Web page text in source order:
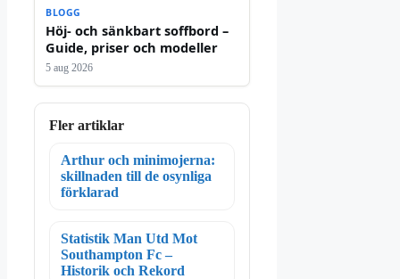
BLOGG
Höj- och sänkbart soffbord –
Guide, priser och modeller
5 aug 2026
Fler artiklar
Arthur och minimojerna:
skillnaden till de osynliga
förklarad
Statistik Man Utd Mot
Southampton Fc –
Historik och Rekord